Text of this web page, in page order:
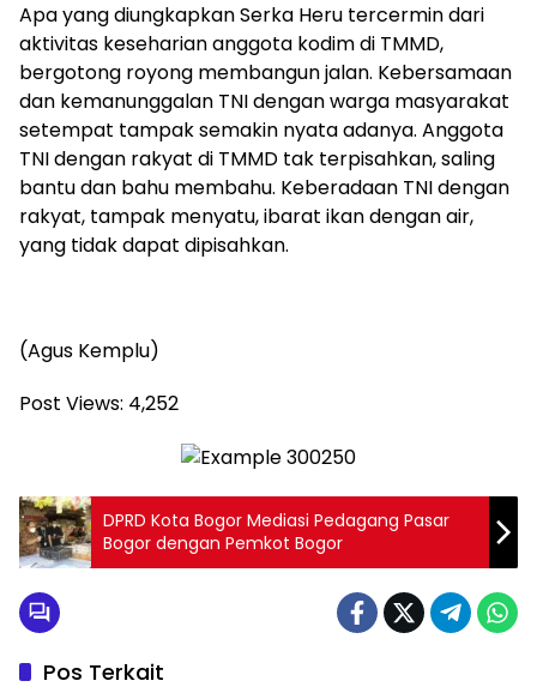
Apa yang diungkapkan Serka Heru tercermin dari
aktivitas keseharian anggota kodim di TMMD,
bergotong royong membangun jalan. Kebersamaan
dan kemanunggalan TNI dengan warga masyarakat
setempat tampak semakin nyata adanya. Anggota
TNI dengan rakyat di TMMD tak terpisahkan, saling
bantu dan bahu membahu. Keberadaan TNI dengan
rakyat, tampak menyatu, ibarat ikan dengan air,
yang tidak dapat dipisahkan.
(Agus Kemplu)
Post Views: 4,252
DPRD Kota Bogor Mediasi Pedagang Pasar
Bogor dengan Pemkot Bogor
Pos Terkait